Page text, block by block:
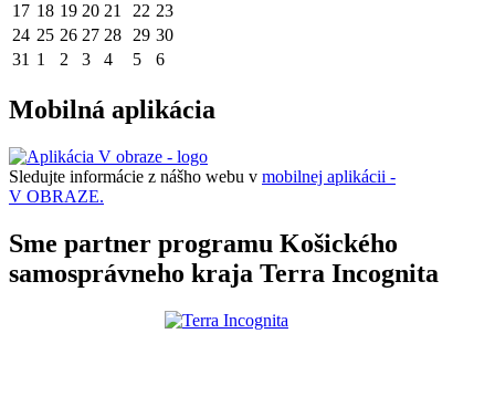
17 18 19 20 21 22 23
24 25 26 27 28 29 30
31 1 2 3 4 5 6
Mobilná aplikácia
Sledujte informácie z nášho webu v mobilnej aplikácii -
V OBRAZE.
Sme partner programu Košického
samosprávneho kraja Terra Incognita